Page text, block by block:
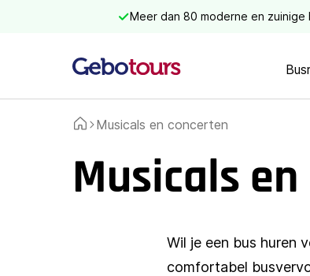
Meer dan 80 moderne en zuinige
HomeMusicals en concerten
Musicals
Wil je een bus huren
comfortabel